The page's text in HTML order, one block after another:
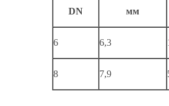
DN мм
6 6,3
8 7,9